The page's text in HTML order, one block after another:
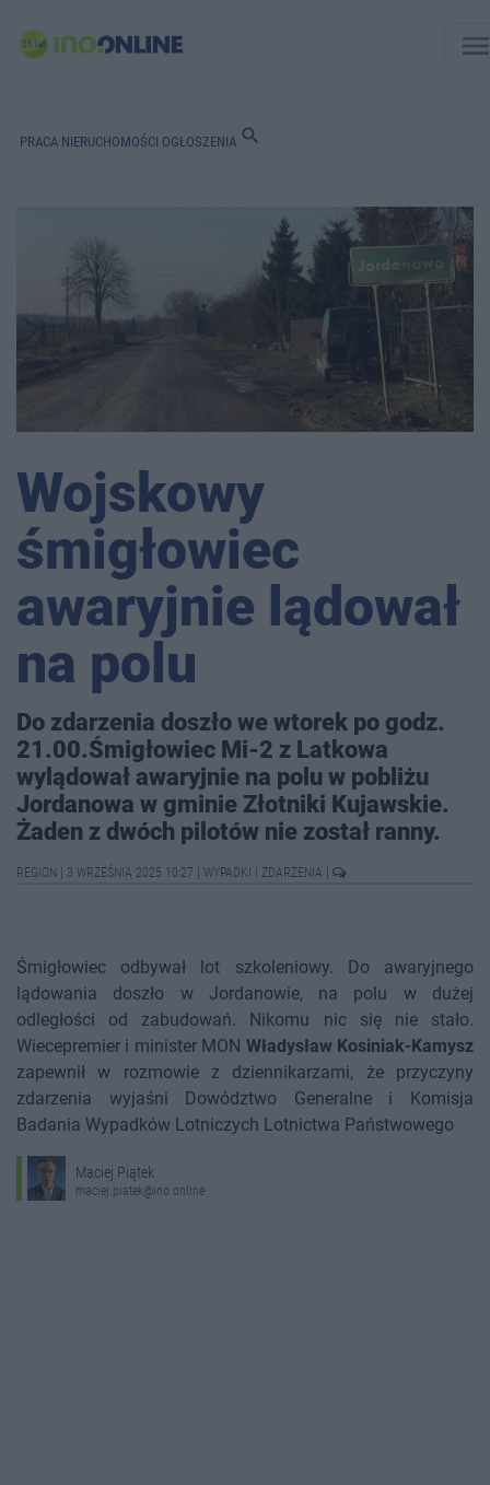
PRACA NIERUCHOMOŚCI OGŁOSZENIA search
Wojskowy
śmigłowiec
awaryjnie lądował
na polu
Do zdarzenia doszło we wtorek po godz.
21.00.Śmigłowiec Mi-2 z Latkowa
wylądował awaryjnie na polu w pobliżu
Jordanowa w gminie Złotniki Kujawskie.
Żaden z dwóch pilotów nie został ranny.
REGION 3 WRZEŚNIA 2025 10:27 WYPADKI I ZDARZENIA
Śmigłowiec odbywał lot szkoleniowy. Do awaryjnego
lądowania doszło w Jordanowie, na polu w dużej
odległości od zabudowań. Nikomu nic się nie stało.
Wiecepremier i minister MON Władysław Kosiniak-Kamysz
zapewnił w rozmowie z dziennikarzami, że przyczyny
zdarzenia wyjaśni Dowództwo Generalne i Komisja
Badania Wypadków Lotniczych Lotnictwa Państwowego
Maciej Piątek
maciej.piatek@ino.online